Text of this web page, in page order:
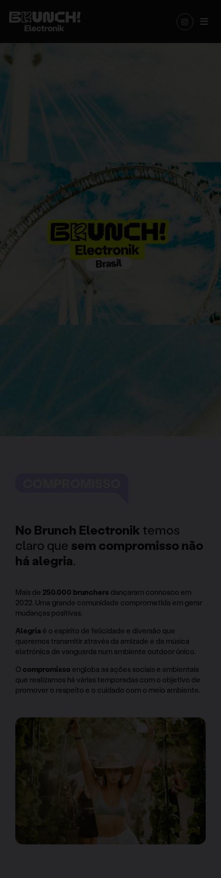
No Brunch Electronik temos
claro que sem compromisso não
há alegria.
Mais de 250.000 brunchers dançaram connosco em
2022. Uma grande comunidade comprometida em gerar
mudanças positivas.
Alegria é o espírito de felicidade e diversão que
queremos transmitir através da amizade e da música
eletrónica de vanguarda num ambiente outdoor único.
O compromisso engloba as ações sociais e ambientais
que realizamos há várias temporadas com o objetivo de
promover o respeito e o cuidado com o meio ambiente.